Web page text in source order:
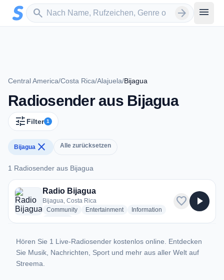
Zum Hauptinhalt springen
search
Sender suchen arrow_forward menu
Central America/Costa Rica/Alajuela/Bijagua
Radiosender aus Bijagua
tune Filter 1
Bijagua close Alle zurücksetzen
1 Radiosender aus Bijagua
1 Radiosender aus Bijagua
Radio Bijagua
Bijagua, Costa Rica
Communityradio stations
Entertainmentradio stations
Information radio stations
favorite play_arrow
Hören Sie 1 Live-Radiosender kostenlos online. Entdecken
Sie Musik, Nachrichten, Sport und mehr aus aller Welt auf
Streema.